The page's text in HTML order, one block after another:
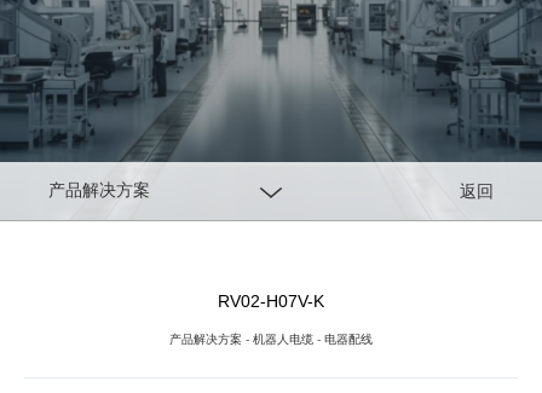
产品解决方案 返回
RV02-H07V-K
产品解决方案 - 机器人电缆 - 电器配线